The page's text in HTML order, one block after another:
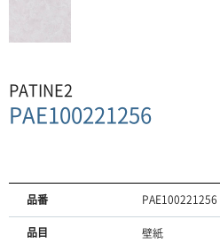
PATINE2
PAE100221256
品番 PAE100221256
品目 壁紙